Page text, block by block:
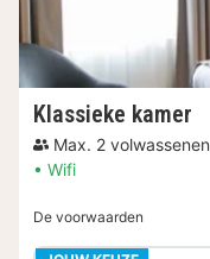
Klassieke kamer
Max. 2 volwassenen
Wifi
De voorwaarden